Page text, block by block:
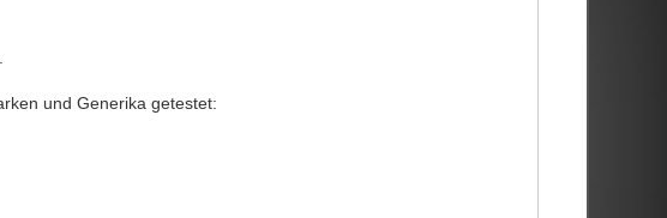
und Generika getestet: